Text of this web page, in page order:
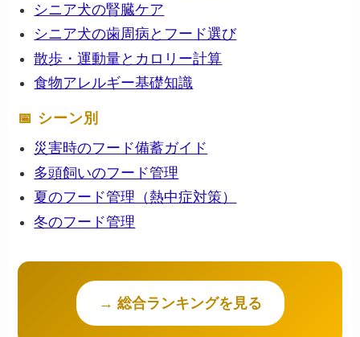
シニア犬の腎臓ケア
シニア犬の歯周病とフード選び
散歩・運動量とカロリー計算
食物アレルギー基礎知識
📅 シーン別
災害時のフード備蓄ガイド
多頭飼いのフード管理
夏のフード管理（熱中症対策）
冬のフード管理
→ 総合ランキングを見る